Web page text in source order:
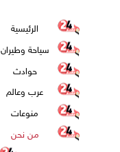
الرئيسية
سياحة وطيران
حوادث
عرب وعالم
منوعات
من نحن